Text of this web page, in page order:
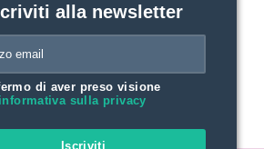
alla newsletter
di aver preso visione
sulla privacy
Iscriviti